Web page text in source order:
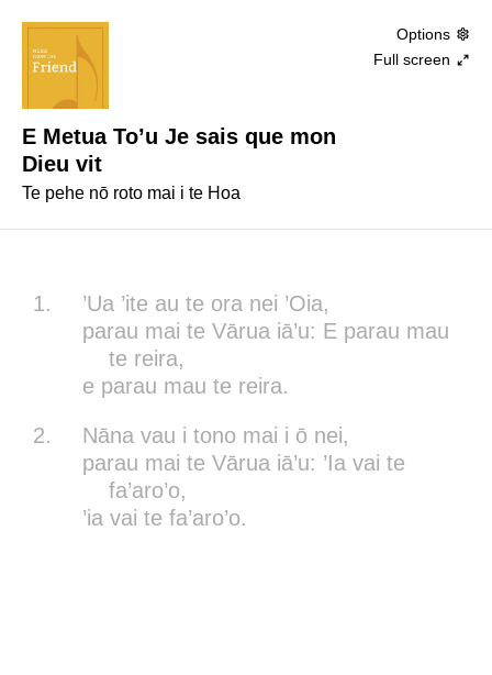
E Metua To’u Je sais que mon
Dieu vit
Te pehe nō roto mai i te Hoa
Options
Full screen
1.
’Ua ’ite au te ora nei ’Oia,
parau mai te Vārua iā’u: E parau mau
te reira,
e parau mau te reira.
2.
Nāna vau i tono mai i ō nei,
parau mai te Vārua iā’u: ’Ia vai te
fa’aro’o,
’ia vai te fa’aro’o.